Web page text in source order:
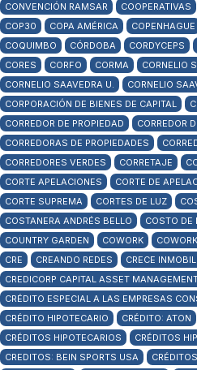
CONVENCIÓN RAMSAR
COOPERATIVAS
COP30
COPA AMÉRICA COPENHAGUE
COQUIMBO
CÓRDOBA CORDYCEPS
CORES
CORFO CORMA
CORNELIO
CORNELIO SAAVEDRA U.
CORNELIO
CORPORACIÓN DE BIENES DE CAPITAL
CORREDOR DE PROPIEDAD
CORREDOR
CORREDORAS DE PROPIEDADES
CORREDORES VERDES
CORRETAJE
CORTE APELACIONES
CORTE DE
CORTE SUPREMA
CORTES DE LUZ
COSTANERA ANDRÉS BELLO
COSTO DE
COUNTRY GARDEN
COWORK
CRE
CREANDO REDES CRECE
CREDICORP CAPITAL ASSET
CRÉDITO ESPECIAL A LAS EMPRESAS
CRÉDITO HIPOTECARIO
CRÉDITO: ATON
CRÉDITOS HIPOTECARIOS
CRÉDITOS
CREDITOS: BEIN SPORTS USA